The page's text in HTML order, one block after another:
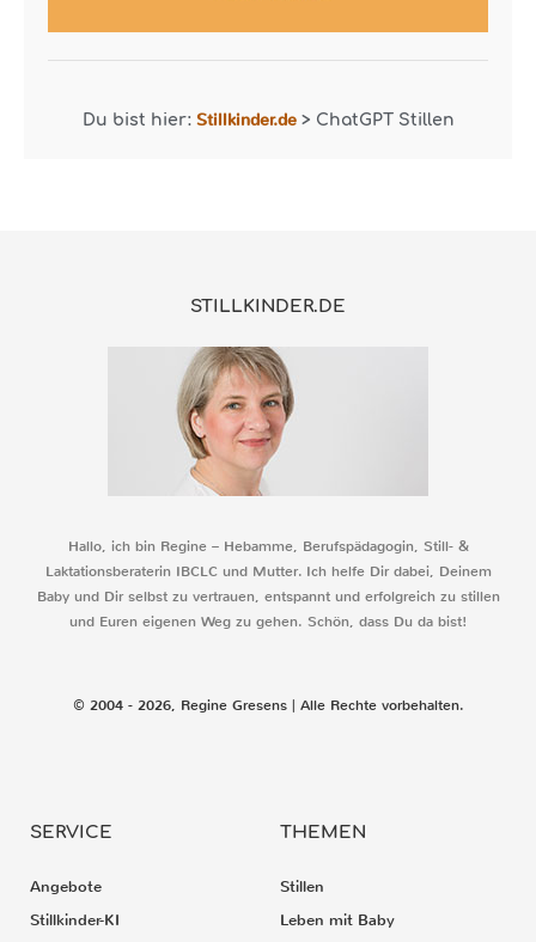
Du bist hier: Stillkinder.de> ChatGPT Stillen
STILLKINDER.DE
Hallo, ich bin Regine – Hebamme, Berufspädagogin, Still- &
Laktationsberaterin IBCLC und Mutter. Ich helfe Dir dabei, Deinem
Baby und Dir selbst zu vertrauen, entspannt und erfolgreich zu stillen
und Euren eigenen Weg zu gehen. Schön, dass Du da bist!
© 2004 - 2026, Regine Gresens | Alle Rechte vorbehalten.
SERVICE
Angebote
Stillkinder-KI
THEMEN
Stillen
Leben mit Baby